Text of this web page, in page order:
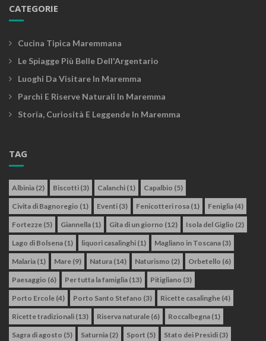
CATEGORIE
Cucina Tipica Maremmana
Le Spiagge Più Belle Dell'Argentario
Luoghi Da Visitare In Maremma
Parchi E Riserve Naturali In Maremma
Storia, Curiosità E Leggende In Maremma
TAG
Albinia (2) Biscotti (3) Calanchi (1) Capalbio (5)
Civita di Bagnoregio (1) Eventi (3) Fenicotteri rosa (1) Feniglia (4)
Fortezze (5) Giannella (1) Gita di un giorno (12) Isola del Giglio (2)
Lago di Bolsena (1) liquori casalinghi (1) Magliano in Toscana (3)
Malaria (1) Mare (9) Natura (14) Naturismo (2) Orbetello (6)
Paesaggio (6) Per tutta la famiglia (13) Pitigliano (3)
Porto Ercole (4) Porto Santo Stefano (3) Ricette casalinghe (4)
Ricette tradizionali (13) Riserva naturale (6) Roccalbegna (1)
Sagra di agosto (5) Saturnia (2) Sport (5) Stato dei Presidi (3)